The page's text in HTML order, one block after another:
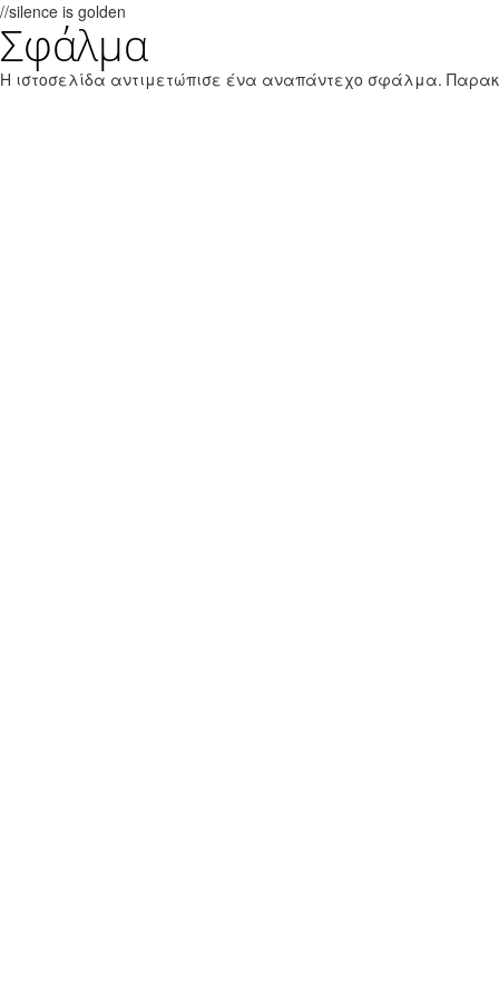
//silence is golden
Παράκαμψη προς το κυρίως περιεχόμενο
Εθνικό Θαλάσσιο Πάρκο Ζακύνθου
Σφάλμα
Η ιστοσελίδα αντιμετώπισε ένα αναπάντεχο σφάλμα.